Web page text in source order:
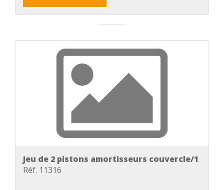
Jeu de 2 pistons amortisseurs couvercle/1
Réf. 11316